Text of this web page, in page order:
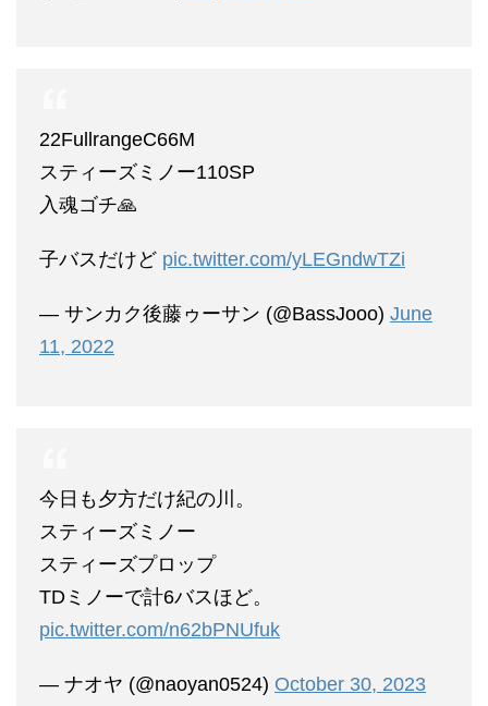
22FullrangeC66M
スティーズミノー110SP
入魂ゴチ🙏
子バスだけど pic.twitter.com/yLEGndwTZi
— サンカク後藤ゥーサン (@BassJooo) June
11, 2022
今日も夕方だけ紀の川。
スティーズミノー
スティーズプロップ
TDミノーで計6バスほど。
pic.twitter.com/n62bPNUfuk
— ナオヤ (@naoyan0524) October 30, 2023